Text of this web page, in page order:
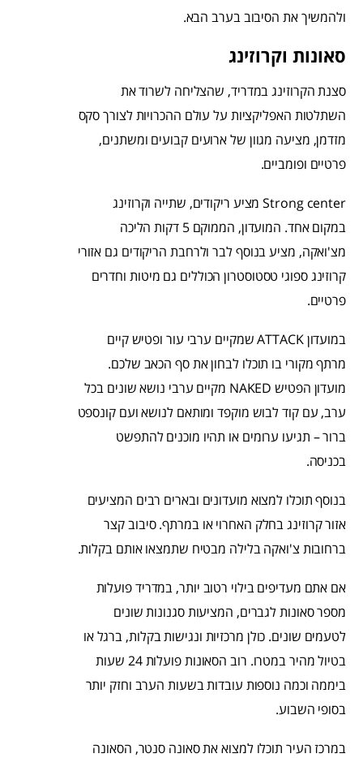
ולהמשיך את הסיבוב בערב הבא.
סאונות וקרוזינג
סצנת הקרוזינג במדריד, שהצליחה לשרוד את
השתלטות האפליקציות על עולם ההכרויות לצורך סקס
מזדמן, מציעה מגוון של ארועים קבועים ומשתנים,
פרטיים ופומביים.
Strong center מציע ריקודים, שתייה וקרוזינג
במקום אחד. המועדון, הממוקם 5 דקות הליכה
מצ'ואקה, מציע בנוסף לבר ולרחבת הריקודים גם אזורי
קרוזינג ספוגי טסטוסטרון הכוללים גם מיטות וחדרים
פרטיים.
במועדון ATTACK שמקיים ערבי עור ופטיש קיים
מרתף מקורי בו תוכלו לבחון את סף הכאב שלכם.
מועדון הפטיש NAKED מקיים ערבי נושא שונים בכל
ערב, עם קוד לבוש מוקפד ומותאם לנושא ועם קונספט
ברור – תגיעו ערומים או תהיו מוכנים להתפשט
בכניסה.
בנוסף תוכלו למצוא מועדונים ובארים רבים המציעים
אזור קרוזינג בחלק האחרוי או במרתף. סיבוב קצר
ברחובות צ'ואקה בלילה מבטיח שתמצאו אותם בקלות.
אם אתם מעדיפים בילוי רטוב יותר, במדריד פועלות
מספר סאונות לגברים, המציעות סגנונות שונים
לטעמים שונים. כולן מרכזיות ונגישות בקלות, ברגל או
בטיול מהיר במטרו. רוב הסאונות פועלות 24 שעות
ביממה וכמה נוספות עובדות בשעות הערב וחזק יותר
בסופי השבוע.
במרכז העיר תוכלו למצוא את סאונה סנטר, הסאונה